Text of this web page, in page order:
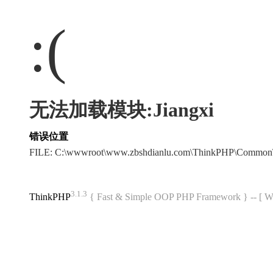
:(
无法加载模块:Jiangxi
错误位置
FILE:
ThinkPHP3.1.3 { Fast & Simple OOP PHP Framework } -- [